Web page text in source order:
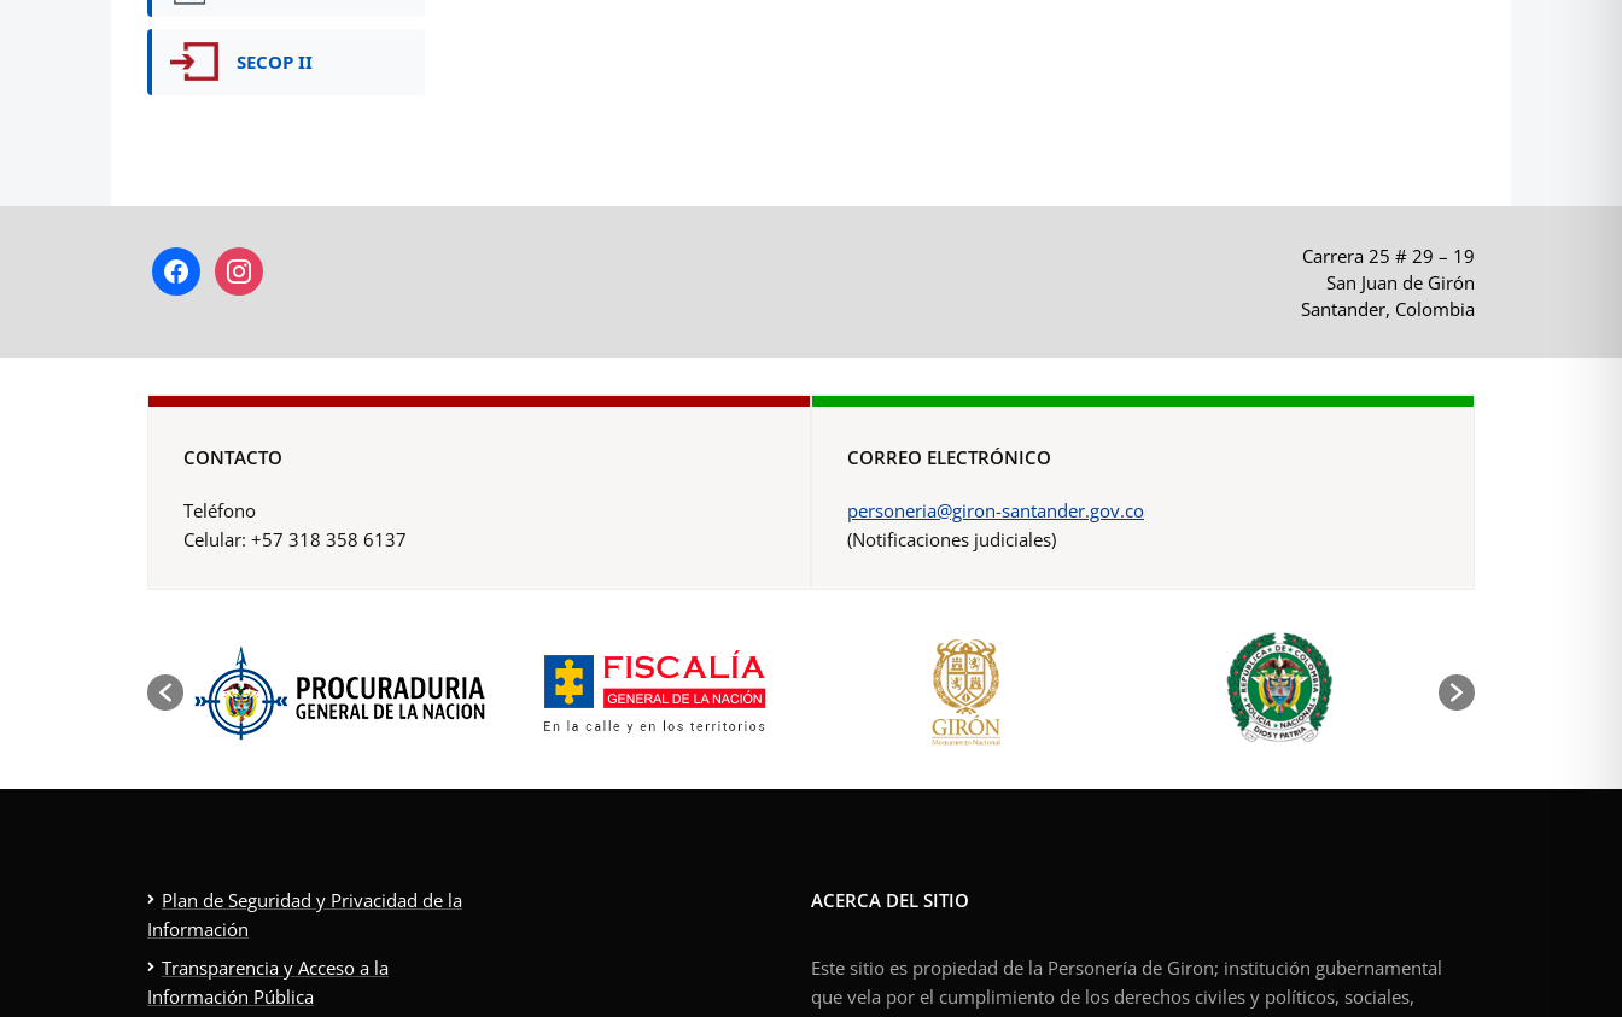
SECOP II
facebookinstagram
Carrera 25 # 29 – 19
San Juan de Girón
Santander, Colombia
CONTACTO
Teléfono
Celular: +57 318 358 6137
CORREO ELECTRÓNICO
personeria@giron-santander.gov.co
(Notificaciones judiciales)
Plan de Seguridad y Privacidad de la
Información
Transparencia y Acceso a la
Información Pública
ACERCA DEL SITIO
Este sitio es propiedad de la Personería de Giron; institución gubernamental
que vela por el cumplimiento de los derechos civiles y políticos, sociales,